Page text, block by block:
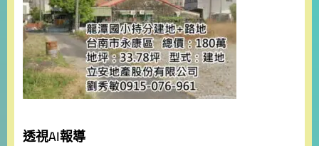
透視AI報導